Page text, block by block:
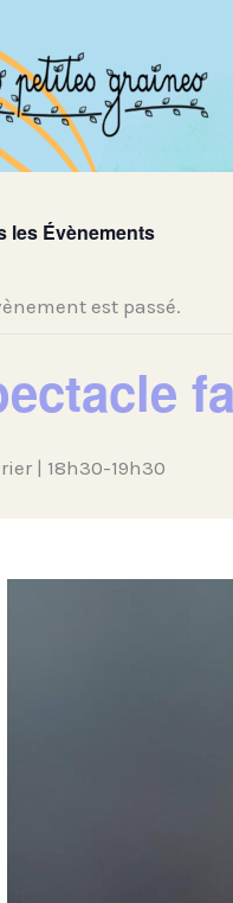
les Évènements
est passé.
| 18h30-19h30